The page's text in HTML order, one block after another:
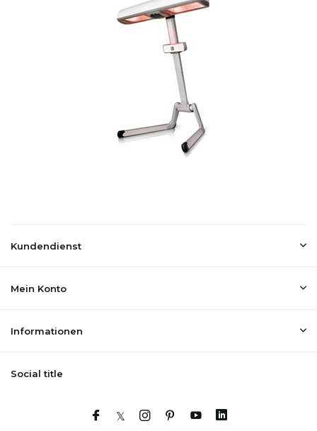
Kundendienst
Mein Konto
Informationen
Social title